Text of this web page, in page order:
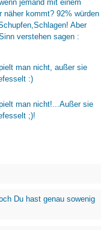
Du hast genau sowenig